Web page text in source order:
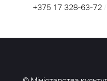
+375 17 328-63-72 /